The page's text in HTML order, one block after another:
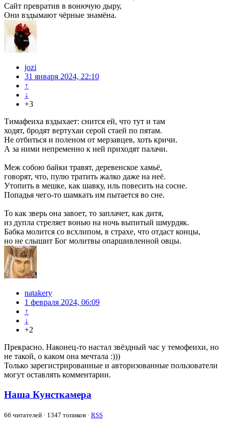
Сайт превратив в вонючую дыру,
Они вздымают чёрные знамёна.
jozi
31 января 2024, 22:10
↑
↓
+3
Тимафеиха вздыхает: снится ей, что тут и там
ходят, бродят вертухаи серой стаей по пятам.
Не отбиться и поленом от мерзавцев, хоть кричи.
А за ними непременно к ней приходят палачи.
Меж собою байки травят, деревенское хамьё,
говорят, что, пулю тратить жалко даже на неё.
Утопить в мешке, как шавку, иль повесить на сосне.
Попадья чего-то шамкать им пытается во сне.
То как зверь она завоет, то заплачет, как дитя,
из дупла стреляет вонью на ночь выпитый шмурдяк.
Бабка молится со всхлипом, в страхе, что отдаст концы,
но не слышит Бог молитвы опаршивленной овцы.
natakery
1 февраля 2024, 06:09
↑
↓
+2
Прекрасно. Наконец-то настал звёздный час у темофеихи, но
не такой, о каком она мечтала :)))
Только зарегистрированные и авторизованные пользователи
могут оставлять комментарии.
Наша Кунсткамера
66 читателей · 1347 топиков · RSS